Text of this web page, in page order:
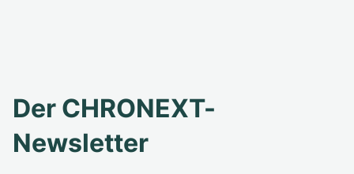
Der CHRONEXT-
Newsletter